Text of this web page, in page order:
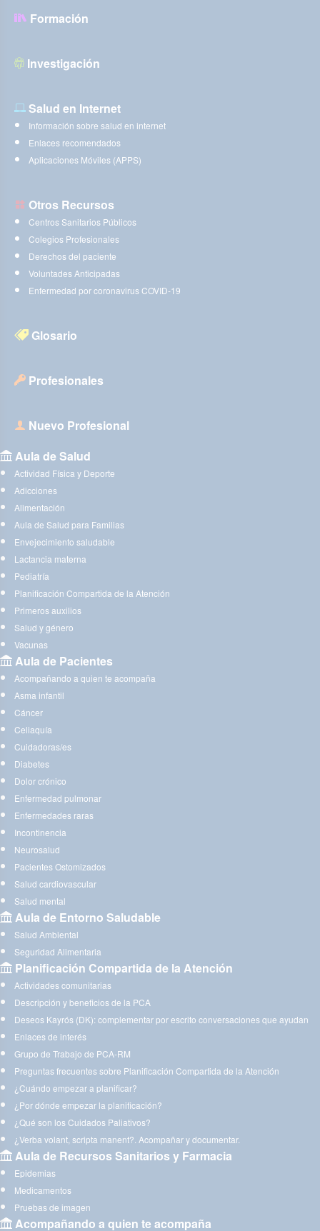
Formación
Investigación
Salud en Internet
Información sobre salud en internet
Enlaces recomendados
Aplicaciones Móviles (APPS)
Otros Recursos
Centros Sanitarios Públicos
Colegios Profesionales
Derechos del paciente
Voluntades Anticipadas
Enfermedad por coronavirus COVID-19
Glosario
Profesionales
Nuevo Profesional
Aula de Salud
Actividad Física y Deporte
Adicciones
Alimentación
Aula de Salud para Familias
Envejecimiento saludable
Lactancia materna
Pediatría
Planificación Compartida de la Atención
Primeros auxilios
Salud y género
Vacunas
Aula de Pacientes
Acompañando a quien te acompaña
Asma infantil
Cáncer
Celiaquía
Cuidadoras/es
Diabetes
Dolor crónico
Enfermedad pulmonar
Enfermedades raras
Incontinencia
Neurosalud
Pacientes Ostomizados
Salud cardiovascular
Salud mental
Aula de Entorno Saludable
Salud Ambiental
Seguridad Alimentaria
Planificación Compartida de la Atención
Actividades comunitarias
Descripción y beneficios de la PCA
Deseos Kayrós (DK): complementar por escrito conversaciones que ayudan
Enlaces de interés
Grupo de Trabajo de PCA-RM
Preguntas frecuentes sobre Planificación Compartida de la Atención
¿Cuándo empezar a planificar?
¿Por dónde empezar la planificación?
¿Qué son los Cuidados Paliativos?
¿Verba volant, scripta manent?. Acompañar y documentar.
Aula de Recursos Sanitarios y Farmacia
Epidemias
Medicamentos
Pruebas de imagen
Acompañando a quien te acompaña